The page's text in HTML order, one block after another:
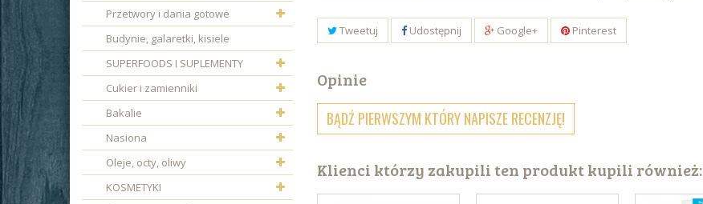
Przetwory i dania gotowe
Budynie, galaretki, kisiele
SUPERFOODS I SUPLEMENTY
Cukier i zamienniki
Bakalie
Nasiona
Oleje, octy, oliwy
KOSMETYKI
Tweetuj Udostępnij Google+ Pinterest
Opinie
BĄDŹ PIERWSZYM KTÓRY NAPISZE RECENZJĘ!
Klienci którzy zakupili ten produkt kupili również: